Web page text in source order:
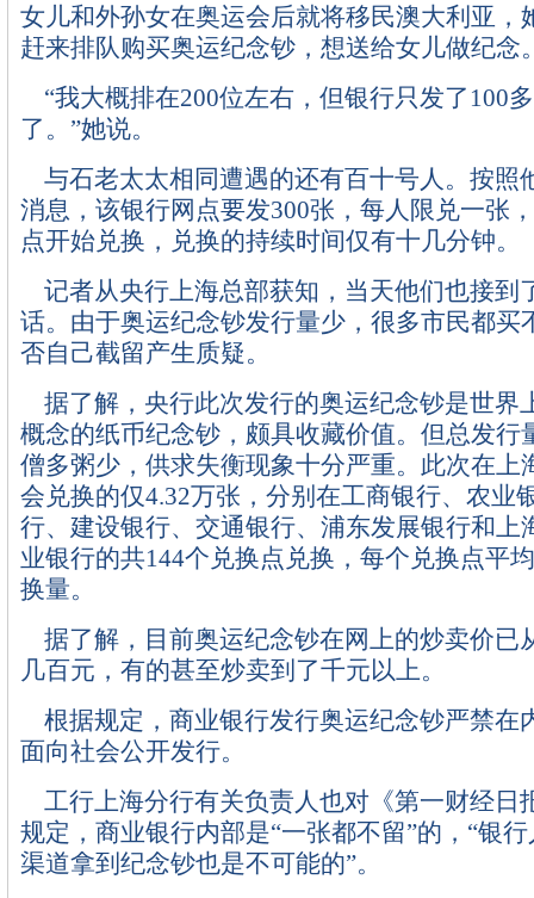
女儿和外孙女在奥运会后就将移民澳大利亚，
赶来排队购买奥运纪念钞，想送给女儿做纪念
“我大概排在200位左右，但银行只发了100
了。”她说。
与石老太太相同遭遇的还有百十号人。按照
消息，该银行网点要发300张，每人限兑一张
点开始兑换，兑换的持续时间仅有十几分钟。
记者从央行上海总部获知，当天他们也接到
话。由于奥运纪念钞发行量少，很多市民都买
否自己截留产生质疑。
据了解，央行此次发行的奥运纪念钞是世界
概念的纸币纪念钞，颇具收藏价值。但总发行
僧多粥少，供求失衡现象十分严重。此次在上
会兑换的仅4.32万张，分别在工商银行、农业
行、建设银行、交通银行、浦东发展银行和上
业银行的共144个兑换点兑换，每个兑换点平
换量。
据了解，目前奥运纪念钞在网上的炒卖价已
几百元，有的甚至炒卖到了千元以上。
根据规定，商业银行发行奥运纪念钞严禁在
面向社会公开发行。
工行上海分行有关负责人也对《第一财经日
规定，商业银行内部是“一张都不留”的，“银
渠道拿到纪念钞也是不可能的”。